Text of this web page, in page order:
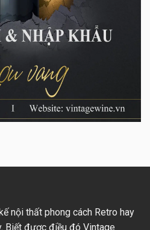
nội thất phong cách Retro hay
Biết được điều đó Vintage